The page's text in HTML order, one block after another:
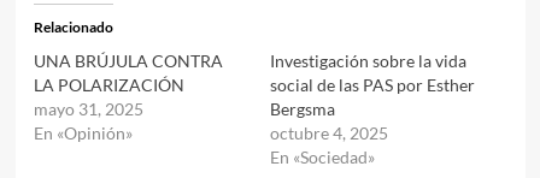
Relacionado
UNA BRÚJULA CONTRA
LA POLARIZACIÓN
mayo 31, 2025
En «Opinión»
Investigación sobre la vida
social de las PAS por Esther
Bergsma
octubre 4, 2025
En «Sociedad»